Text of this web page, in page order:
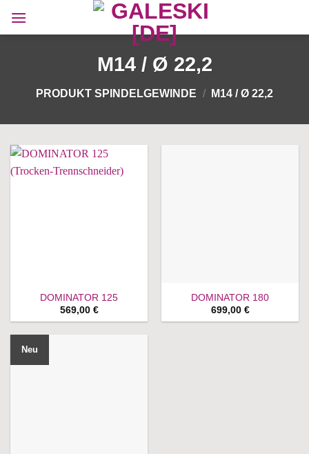
Inhalt
M14 / Ø 22,2
PRODUKT SPINDELGEWINDE / M14 / Ø 22,2
DOMINATOR 125
569,00 €
DOMINATOR 180
699,00 €
Neu